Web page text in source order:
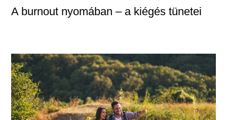
A burnout nyomában – a kiégés tünetei